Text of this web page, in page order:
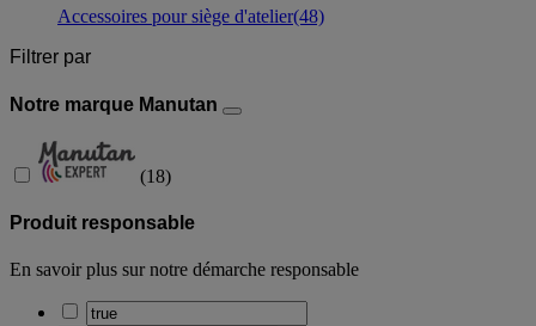
Accessoires pour siège d'atelier(48)
Filtrer par
Notre marque Manutan
(18)
Produit responsable
En savoir plus sur notre démarche responsable